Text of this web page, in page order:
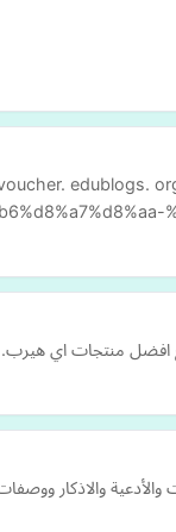
edublogs.
مع افضل منتجات اي هيرب.
والاذكار